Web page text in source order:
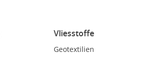
Vliesstoffe
Geotextilien